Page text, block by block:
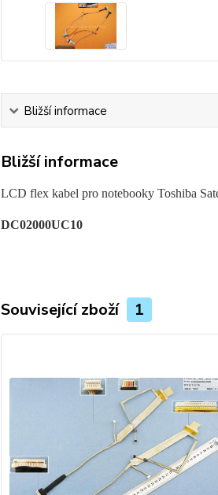
Bližší informace
Bližší informace
LCD flex kabel pro notebooky Toshiba
DC02000UC10
Související zboží 1